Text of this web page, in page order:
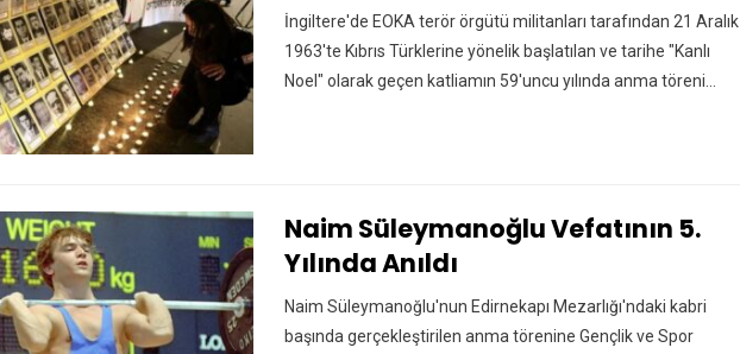
İngiltere'de EOKA terör örgütü militanları tarafından 21 Aralık
1963'te Kıbrıs Türklerine yönelik başlatılan ve tarihe "Kanlı
Noel" olarak geçen katliamın 59'uncu yılında anma töreni…
Naim Süleymanoğlu Vefatının 5.
Yılında Anıldı
Naim Süleymanoğlu'nun Edirnekapı Mezarlığı'ndaki kabri
başında gerçekleştirilen anma törenine Gençlik ve Spor